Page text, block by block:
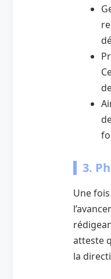
3.
Une
atteste
la